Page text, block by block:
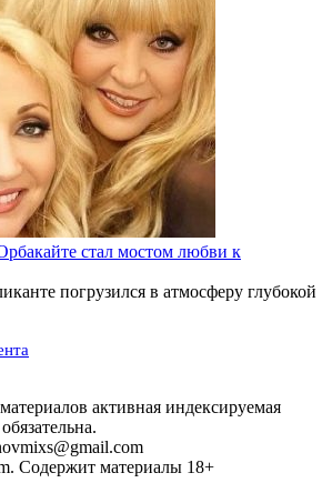
стал мостом любви к
погрузился в атмосферу глубокой
активная индексируемая
Содержит материалы 18+